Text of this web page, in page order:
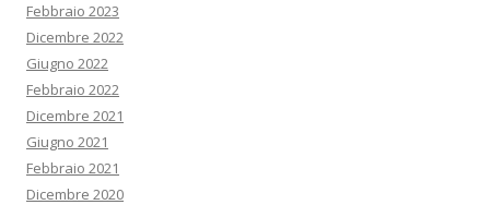
Febbraio 2023
Dicembre 2022
Giugno 2022
Febbraio 2022
Dicembre 2021
Giugno 2021
Febbraio 2021
Dicembre 2020